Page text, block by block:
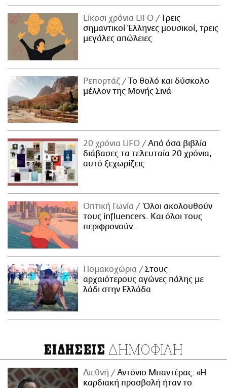
Είκοσι χρόνια LIFO
Tρεις
σημαντικοί Έλληνες μουσικοί, τρεις
μεγάλες απώλειες
Ρεπορτάζ
Το θολό και δύσκολο
μέλλον της Μονής Σινά
20 χρόνια LiFO
Από όσα βιβλία
διάβασες τα τελευταία 20 χρόνια,
αυτό ξεχωρίζεις
Οπτική Γωνία
Όλοι ακολουθούν
τους influencers. Και όλοι τους
περιφρονούν.
Πομακοχώρια
Στους
αρχαιότερους αγώνες πάλης με
λάδι στην Ελλάδα
ΕΙΔΗΣΕΙΣ ΔΗΜΟΦΙΛΗ
Διεθνή
Αντόνιο Μπαντέρας: «Η
καρδιακή προσβολή ήταν το